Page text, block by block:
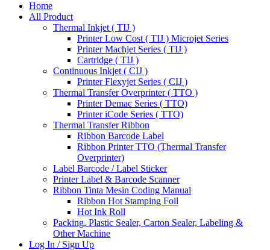
Home
All Product
Thermal Inkjet ( TIJ )
Printer Low Cost ( TIJ ) Microjet Series
Printer Machjet Series ( TIJ )
Cartridge ( TIJ )
Continuous Inkjet ( CIJ )
Printer Flexyjet Series ( CIJ )
Thermal Transfer Overprinter ( TTO )
Printer Demac Series ( TTO)
Printer iCode Series ( TTO)
Thermal Transfer Ribbon
Ribbon Barcode Label
Ribbon Printer TTO (Thermal Transfer
Overprinter)
Label Barcode / Label Sticker
Printer Label & Barcode Scanner
Ribbon Tinta Mesin Coding Manual
Ribbon Hot Stamping Foil
Hot Ink Roll
Packing, Plastic Sealer, Carton Sealer, Labeling &
Other Machine
Log In / Sign Up